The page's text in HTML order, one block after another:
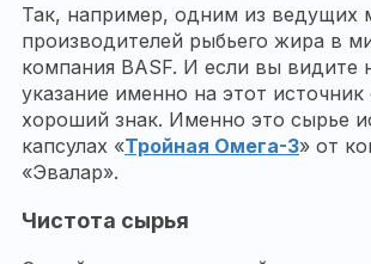
Так, например, одним из ведущих
производителей рыбьего жира в
компания BASF. И если вы видите
указание именно на этот источник
хороший знак. Именно это сырье
капсулах «Тройная Омега-3» от
«Эвалар».
Чистота сырья